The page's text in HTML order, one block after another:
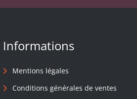
Informations
Mentions légales
Conditions générales de ventes